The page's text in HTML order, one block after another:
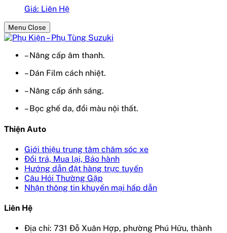
Giá: Liên Hệ
Menu Close
– Nâng cấp âm thanh.
– Dán Film cách nhiệt.
– Nâng cấp ánh sáng.
– Bọc ghế da, đổi màu nội thất.
Thiện Auto
Giới thiệu trung tâm chăm sóc xe
Đổi trả, Mua lại, Bảo hành
Hướng dẫn đặt hàng trực tuyến
Câu Hỏi Thường Gặp
Nhận thông tin khuyến mại hấp dẫn
Liên Hệ
Địa chỉ: 731 Đỗ Xuân Hợp, phường Phú Hữu, thành